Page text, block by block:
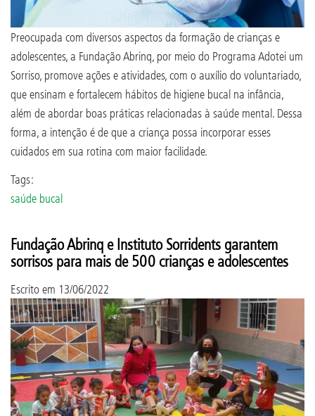
Preocupada com diversos aspectos da formação de crianças e
adolescentes, a Fundação Abrinq, por meio do Programa Adotei um
Sorriso, promove ações e atividades, com o auxílio do voluntariado,
que ensinam e fortalecem hábitos de higiene bucal na infância,
além de abordar boas práticas relacionadas à saúde mental. Dessa
forma, a intenção é de que a criança possa incorporar esses
cuidados em sua rotina com maior facilidade.
Tags:
saúde bucal
Fundação Abrinq e Instituto Sorridents garantem
sorrisos para mais de 500 crianças e adolescentes
Escrito em 13/06/2022